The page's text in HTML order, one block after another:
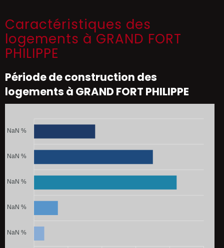
Caractéristiques des
logements à GRAND FORT
PHILIPPE
Période de construction des
logements à GRAND FORT PHILIPPE
NaN %
NaN %
NaN %
NaN %
NaN %